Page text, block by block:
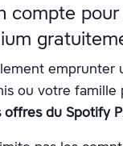
compte
emprunter
ou votre famille
du Spotify